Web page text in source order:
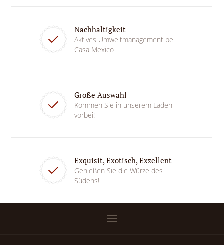
Nachhaltigkeit
Aktives Umweltmanagement bei
Casa Mexico
Große Auswahl
Kommen Sie in unserem Laden
vorbei!
Exquisit, Exotisch, Exzellent
Genießen Sie die Würze des
Südens!